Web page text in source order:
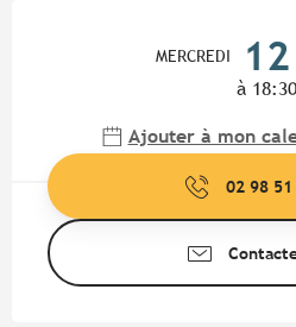
MERCREDI 12
à 18:30
Ajouter à mon
02 98 51